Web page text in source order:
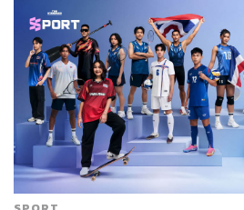
ขณะที่ฟากฝั่งของ Renault พันธมิต
ของ Nissan หลังจากที่ปรับโครงสร้
ทำให้มีสัดส่วนเหลืออยู่ประมาณ
หุ้นล่าสุดของ Nissan) พร้อมเจรจา
การเปิดเผยของแหล่งข่าว